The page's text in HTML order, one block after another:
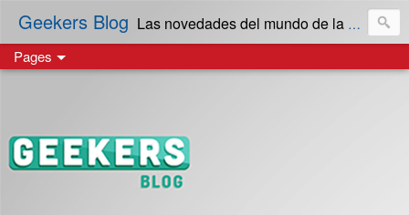
Geekers Blog Las novedades del mundo de la Tecnología y cultura Geek! en Español | Creado en El Salvador
Pages